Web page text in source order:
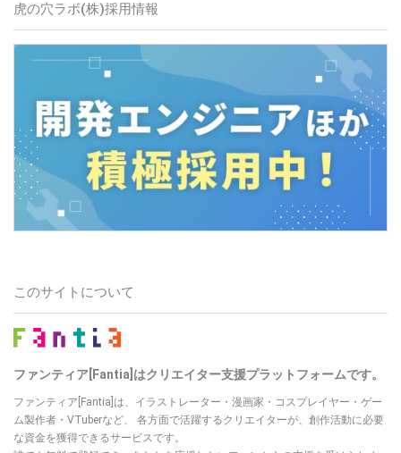
虎の穴ラボ(株)採用情報
このサイトについて
ファンティア[Fantia]はクリエイター支援プラットフォームです。
ファンティア[Fantia]は、イラストレーター・漫画家・コスプレイヤー・ゲー
ム製作者・VTuberなど、 各方面で活躍するクリエイターが、創作活動に必要
な資金を獲得できるサービスです。